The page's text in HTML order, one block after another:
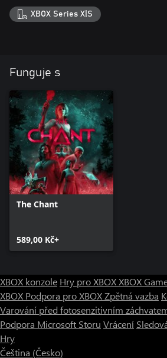
XBOX Series X|S
Funguje s
The Chant
589,00 Kč+
XBOX konzole Hry pro XBOXXBOX
XBOX Podpora pro XBOXZpětná vazba
Varování před fotosenzitivním
Podpora Microsoft Storu Vrácení
Hry
Čeština (Česko)